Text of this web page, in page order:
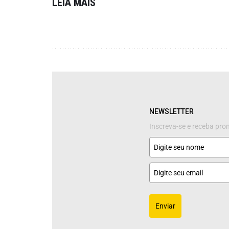
LEIA MAIS
NEWSLETTER
Inscreva-se e receba
Enviar